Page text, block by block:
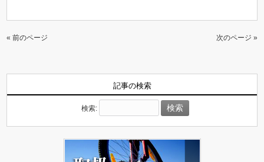
« 前のページ 次のページ »
記事の検索
検索: